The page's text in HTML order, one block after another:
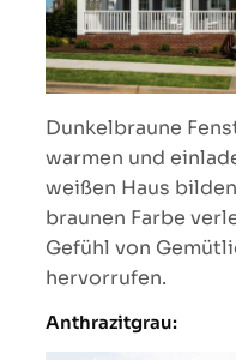
Dunkelbraune
warmen und
weißen Haus
braunen Farbe
Gefühl von
hervorrufen.
Anthrazitgrau: